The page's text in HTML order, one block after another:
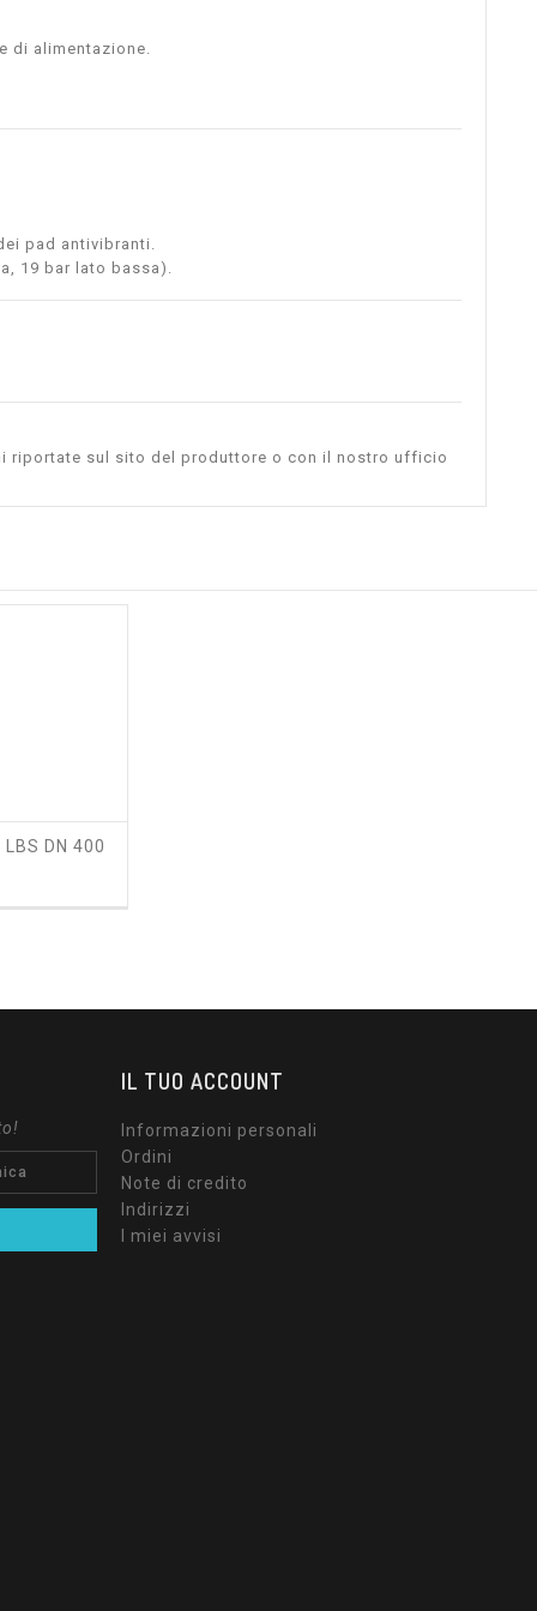
di alimentazione.
pad antivibranti.
19 bar lato bassa).
riportate sul sito del produttore o con il nostro ufficio
LBS DN 400
IL TUO ACCOUNT
Informazioni personali
Ordini
Note di credito
Indirizzi
I miei avvisi